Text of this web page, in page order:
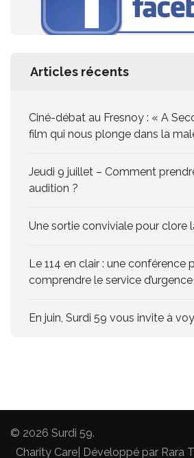
Articles récents
Ciné-débat au Fresnoy : « A
film qui nous plonge dans la
Jeudi 9 juillet – Comment
audition ?
Une sortie conviviale pour clore
Le 114 en clair : une conférence
comprendre le service
En juin, Surdi 59 vous invite à
© 2026 Surdi 59.
Charity Care| Développé par Rara